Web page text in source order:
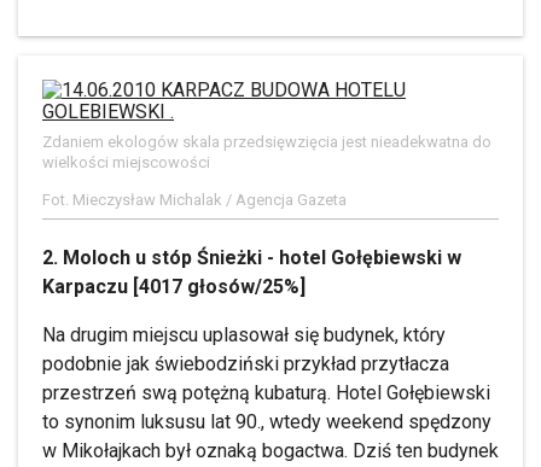
Zdaniem ekologów skala przedsięwzięcia jest nieadekwatna do
wielkości miejscowości
Fot. Mieczysław Michalak / Agencja Gazeta
2. Moloch u stóp Śnieżki - hotel Gołębiewski w
Karpaczu [4017 głosów/25%]
Na drugim miejscu uplasował się budynek, który
podobnie jak świebodziński przykład przytłacza
przestrzeń swą potężną kubaturą. Hotel Gołębiewski
to synonim luksusu lat 90., wtedy weekend spędzony
w Mikołajkach był oznaką bogactwa. Dziś ten budynek